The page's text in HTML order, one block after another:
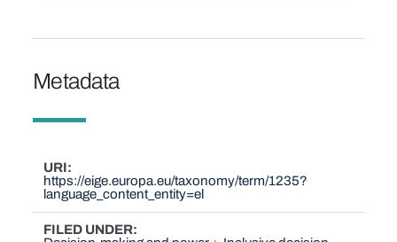
Metadata
URI
https://eige.europa.eu/taxonomy/term/1235?
language_content_entity=el
FILED UNDER